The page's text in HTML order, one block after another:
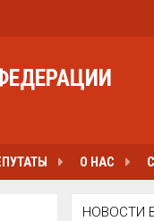
О НАС
НОВОСТИ